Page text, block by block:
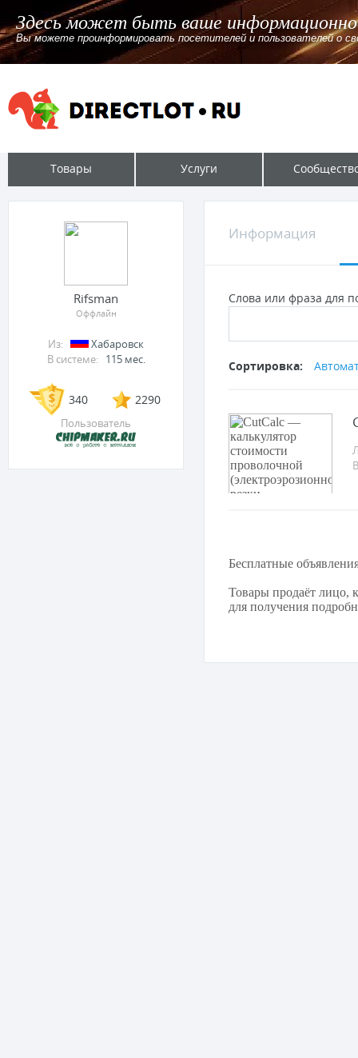
Здесь может быть ваше информационное
Вы можете проинформировать посетителей и пользователей о
Товары Услуги
Rifsman
Оффлайн
Из:
Хабаровск
В системе: 115 мес.
340 2290
Пользователь
Информация
Слова или фраза для
Сортировка:
Бесплатные
Товары продаёт лицо,
для получения